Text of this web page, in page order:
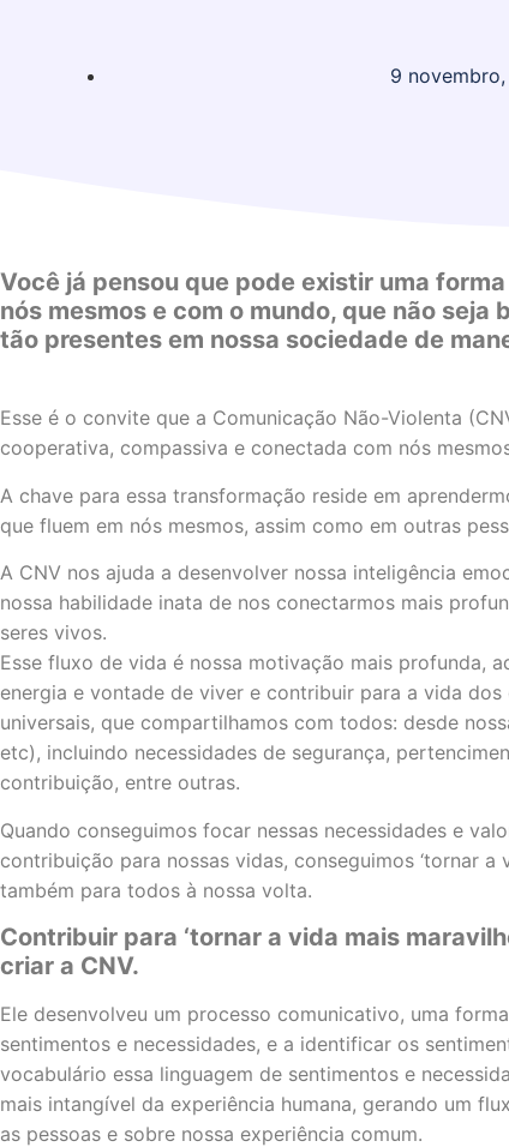
9
Você já pensou que pode existir uma
nós mesmos e com o mundo, que não
tão presentes em nossa sociedade de
Esse é o convite que a Comunicação Não-Violenta
cooperativa, compassiva e conectada com nós
A chave para essa transformação reside em
que fluem em nós mesmos, assim como em outras
A CNV nos ajuda a desenvolver nossa inteligência
nossa habilidade inata de nos conectarmos mais
seres vivos.
Esse fluxo de vida é nossa motivação mais profunda,
energia e vontade de viver e contribuir para a vida
universais, que compartilhamos com todos: desde
etc), incluindo necessidades de segurança,
contribuição, entre outras.
Quando conseguimos focar nessas necessidades e
contribuição para nossas vidas, conseguimos ‘tornar a
também para todos à nossa volta.
Contribuir para ‘tornar a vida mais
criar a CNV.
Ele desenvolveu um processo comunicativo, uma
sentimentos e necessidades, e a identificar os
vocabulário essa linguagem de sentimentos e
mais intangível da experiência humana, gerando um
as pessoas e sobre nossa experiência comum.